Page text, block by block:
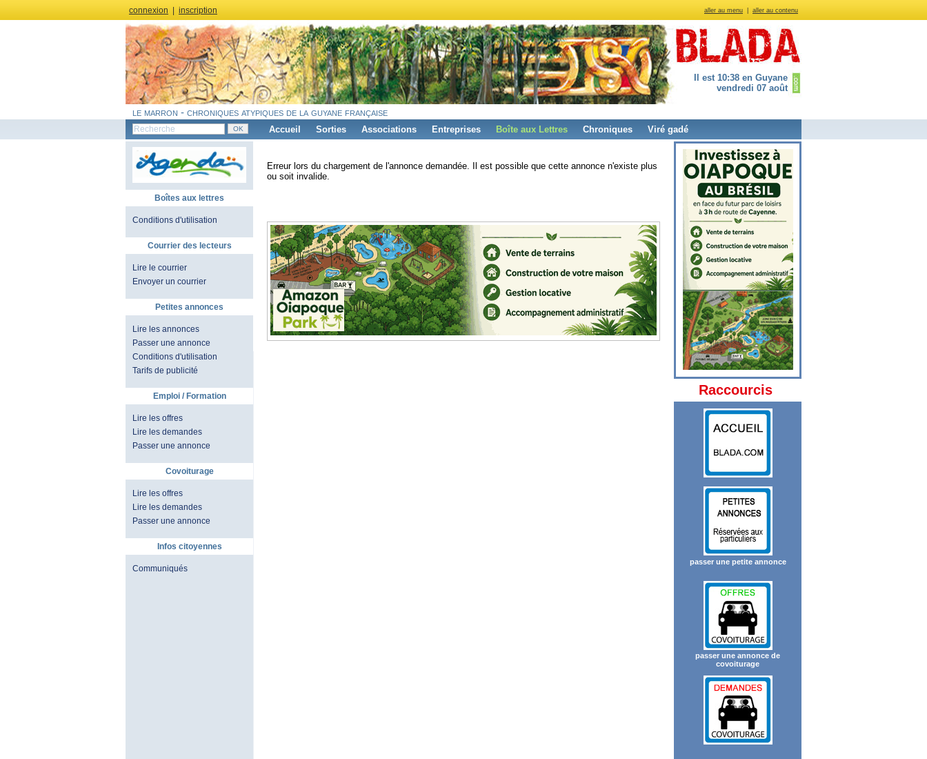
aller au menu aller au contenu
connexion inscription
Il est 10:38 en Guyane
vendredi 07 août
le marron - chroniques atypiques de la guyane française
Accueil Sorties Associations Entreprises Boîte aux Lettres Chroniques Viré gadé
Boîtes aux lettres
Conditions d'utilisation
Courrier des lecteurs
Lire le courrier
Envoyer un courrier
Petites annonces
Lire les annonces
Passer une annonce
Conditions d'utilisation
Tarifs de publicité
Emploi / Formation
Lire les offres
Lire les demandes
Passer une annonce
Covoiturage
Lire les offres
Lire les demandes
Passer une annonce
Infos citoyennes
Communiqués
Erreur lors du chargement de l'annonce demandée. Il est possible que cette annonce n'existe plus
ou soit invalide.
Raccourcis
passer une petite annonce
passer une annonce de
covoiturage